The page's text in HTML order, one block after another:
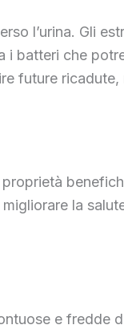
l’urina. Gli
i batteri che
future
la
e fredde